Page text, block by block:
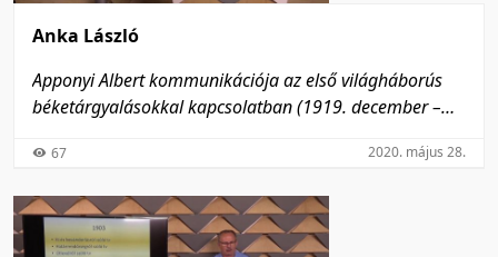
Anka László
Apponyi Albert kommunikációja az első világháborús
béketárgyalásokkal kapcsolatban (1919. december –
67 2020. május 28.